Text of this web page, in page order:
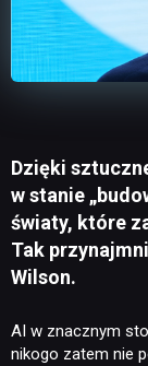
Dzięki
w stanie
światy, które
Tak
Wilson.
AI w znacznym
nikogo zatem nie